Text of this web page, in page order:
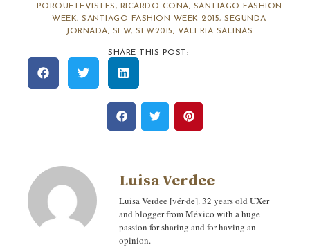
PORQUETEVISTES, RICARDO CONA, SANTIAGO FASHION
WEEK,SANTIAGO FASHION WEEK 2015,SEGUNDA
JORNADA, SFW, SFW2015, VALERIA SALINAS
SHARE THIS POST:
Luisa Verdee
Luisa Verdee [vér‧de]. 32 years old UXer
and blogger from México with a huge
passion for sharing and for having an
opinion.